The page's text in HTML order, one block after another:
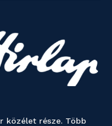
közélet része. Több